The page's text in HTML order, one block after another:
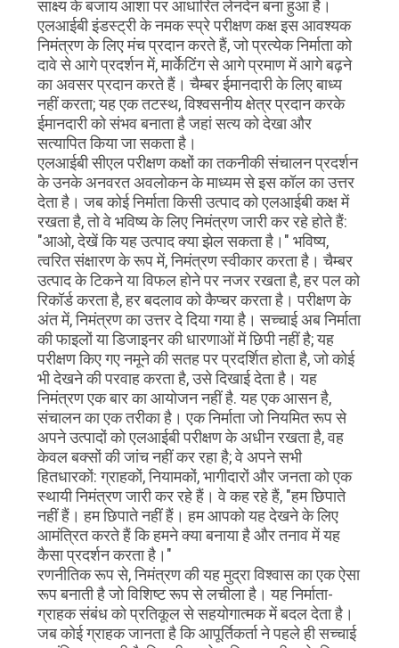
साक्ष्य के बजाय आशा पर आधारित लेनदेन बना हुआ है।
एलआईबी इंडस्ट्री के नमक स्प्रे परीक्षण कक्ष इस आवश्यक
निमंत्रण के लिए मंच प्रदान करते हैं, जो प्रत्येक निर्माता को
दावे से आगे प्रदर्शन में, मार्केटिंग से आगे प्रमाण में आगे बढ़ने
का अवसर प्रदान करते हैं। चैम्बर ईमानदारी के लिए बाध्य
नहीं करता; यह एक तटस्थ, विश्वसनीय क्षेत्र प्रदान करके
ईमानदारी को संभव बनाता है जहां सत्य को देखा और
सत्यापित किया जा सकता है।
एलआईबी सीएल परीक्षण कक्षों का तकनीकी संचालन प्रदर्शन
के उनके अनवरत अवलोकन के माध्यम से इस कॉल का उत्तर
देता है। जब कोई निर्माता किसी उत्पाद को एलआईबी कक्ष में
रखता है, तो वे भविष्य के लिए निमंत्रण जारी कर रहे होते हैं:
"आओ, देखें कि यह उत्पाद क्या झेल सकता है।" भविष्य,
त्वरित संक्षारण के रूप में, निमंत्रण स्वीकार करता है। चैम्बर
उत्पाद के टिकने या विफल होने पर नजर रखता है, हर पल को
रिकॉर्ड करता है, हर बदलाव को कैप्चर करता है। परीक्षण के
अंत में, निमंत्रण का उत्तर दे दिया गया है। सच्चाई अब निर्माता
की फाइलों या डिजाइनर की धारणाओं में छिपी नहीं है; यह
परीक्षण किए गए नमूने की सतह पर प्रदर्शित होता है, जो कोई
भी देखने की परवाह करता है, उसे दिखाई देता है। यह
निमंत्रण एक बार का आयोजन नहीं है. यह एक आसन है,
संचालन का एक तरीका है। एक निर्माता जो नियमित रूप से
अपने उत्पादों को एलआईबी परीक्षण के अधीन रखता है, वह
केवल बक्सों की जांच नहीं कर रहा है; वे अपने सभी
हितधारकों: ग्राहकों, नियामकों, भागीदारों और जनता को एक
स्थायी निमंत्रण जारी कर रहे हैं। वे कह रहे हैं, "हम छिपाते
नहीं हैं। हम छिपाते नहीं हैं। हम आपको यह देखने के लिए
आमंत्रित करते हैं कि हमने क्या बनाया है और तनाव में यह
कैसा प्रदर्शन करता है।"
रणनीतिक रूप से, निमंत्रण की यह मुद्रा विश्वास का एक ऐसा
रूप बनाती है जो विशिष्ट रूप से लचीला है। यह निर्माता-
ग्राहक संबंध को प्रतिकूल से सहयोगात्मक में बदल देता है।
जब कोई ग्राहक जानता है कि आपूर्तिकर्ता ने पहले ही सच्चाई